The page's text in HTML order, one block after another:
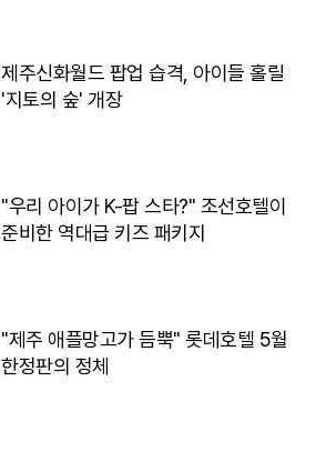
제주신화월드 팝업 습격, 아이들 홀릴
'지토의 숲' 개장
"우리 아이가 K-팝 스타?" 조선호텔이
준비한 역대급 키즈 패키지
"제주 애플망고가 듬뿍" 롯데호텔 5월
한정판의 정체